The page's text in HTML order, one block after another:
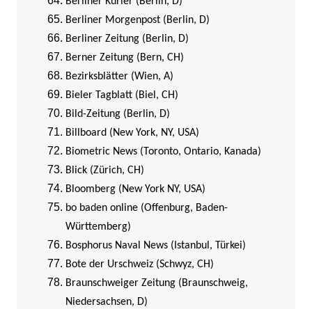
Berliner Morgenpost (Berlin, D)
Berliner Zeitung (Berlin, D)
Berner Zeitung (Bern, CH)
Bezirksblätter (Wien, A)
Bieler Tagblatt (Biel, CH)
Bild-Zeitung (Berlin, D)
Billboard (New York, NY, USA)
Biometric News (Toronto, Ontario, Kanada)
Blick (Zürich, CH)
Bloomberg (New York NY, USA)
bo baden online (Offenburg, Baden-
Württemberg)
Bosphorus Naval News (Istanbul, Türkei)
Bote der Urschweiz (Schwyz, CH)
Braunschweiger Zeitung (Braunschweig,
Niedersachsen, D)